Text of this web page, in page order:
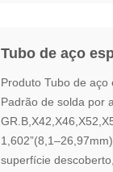
Tubo de aço
Produto Tubo de aço
Padrão de solda por
superfície